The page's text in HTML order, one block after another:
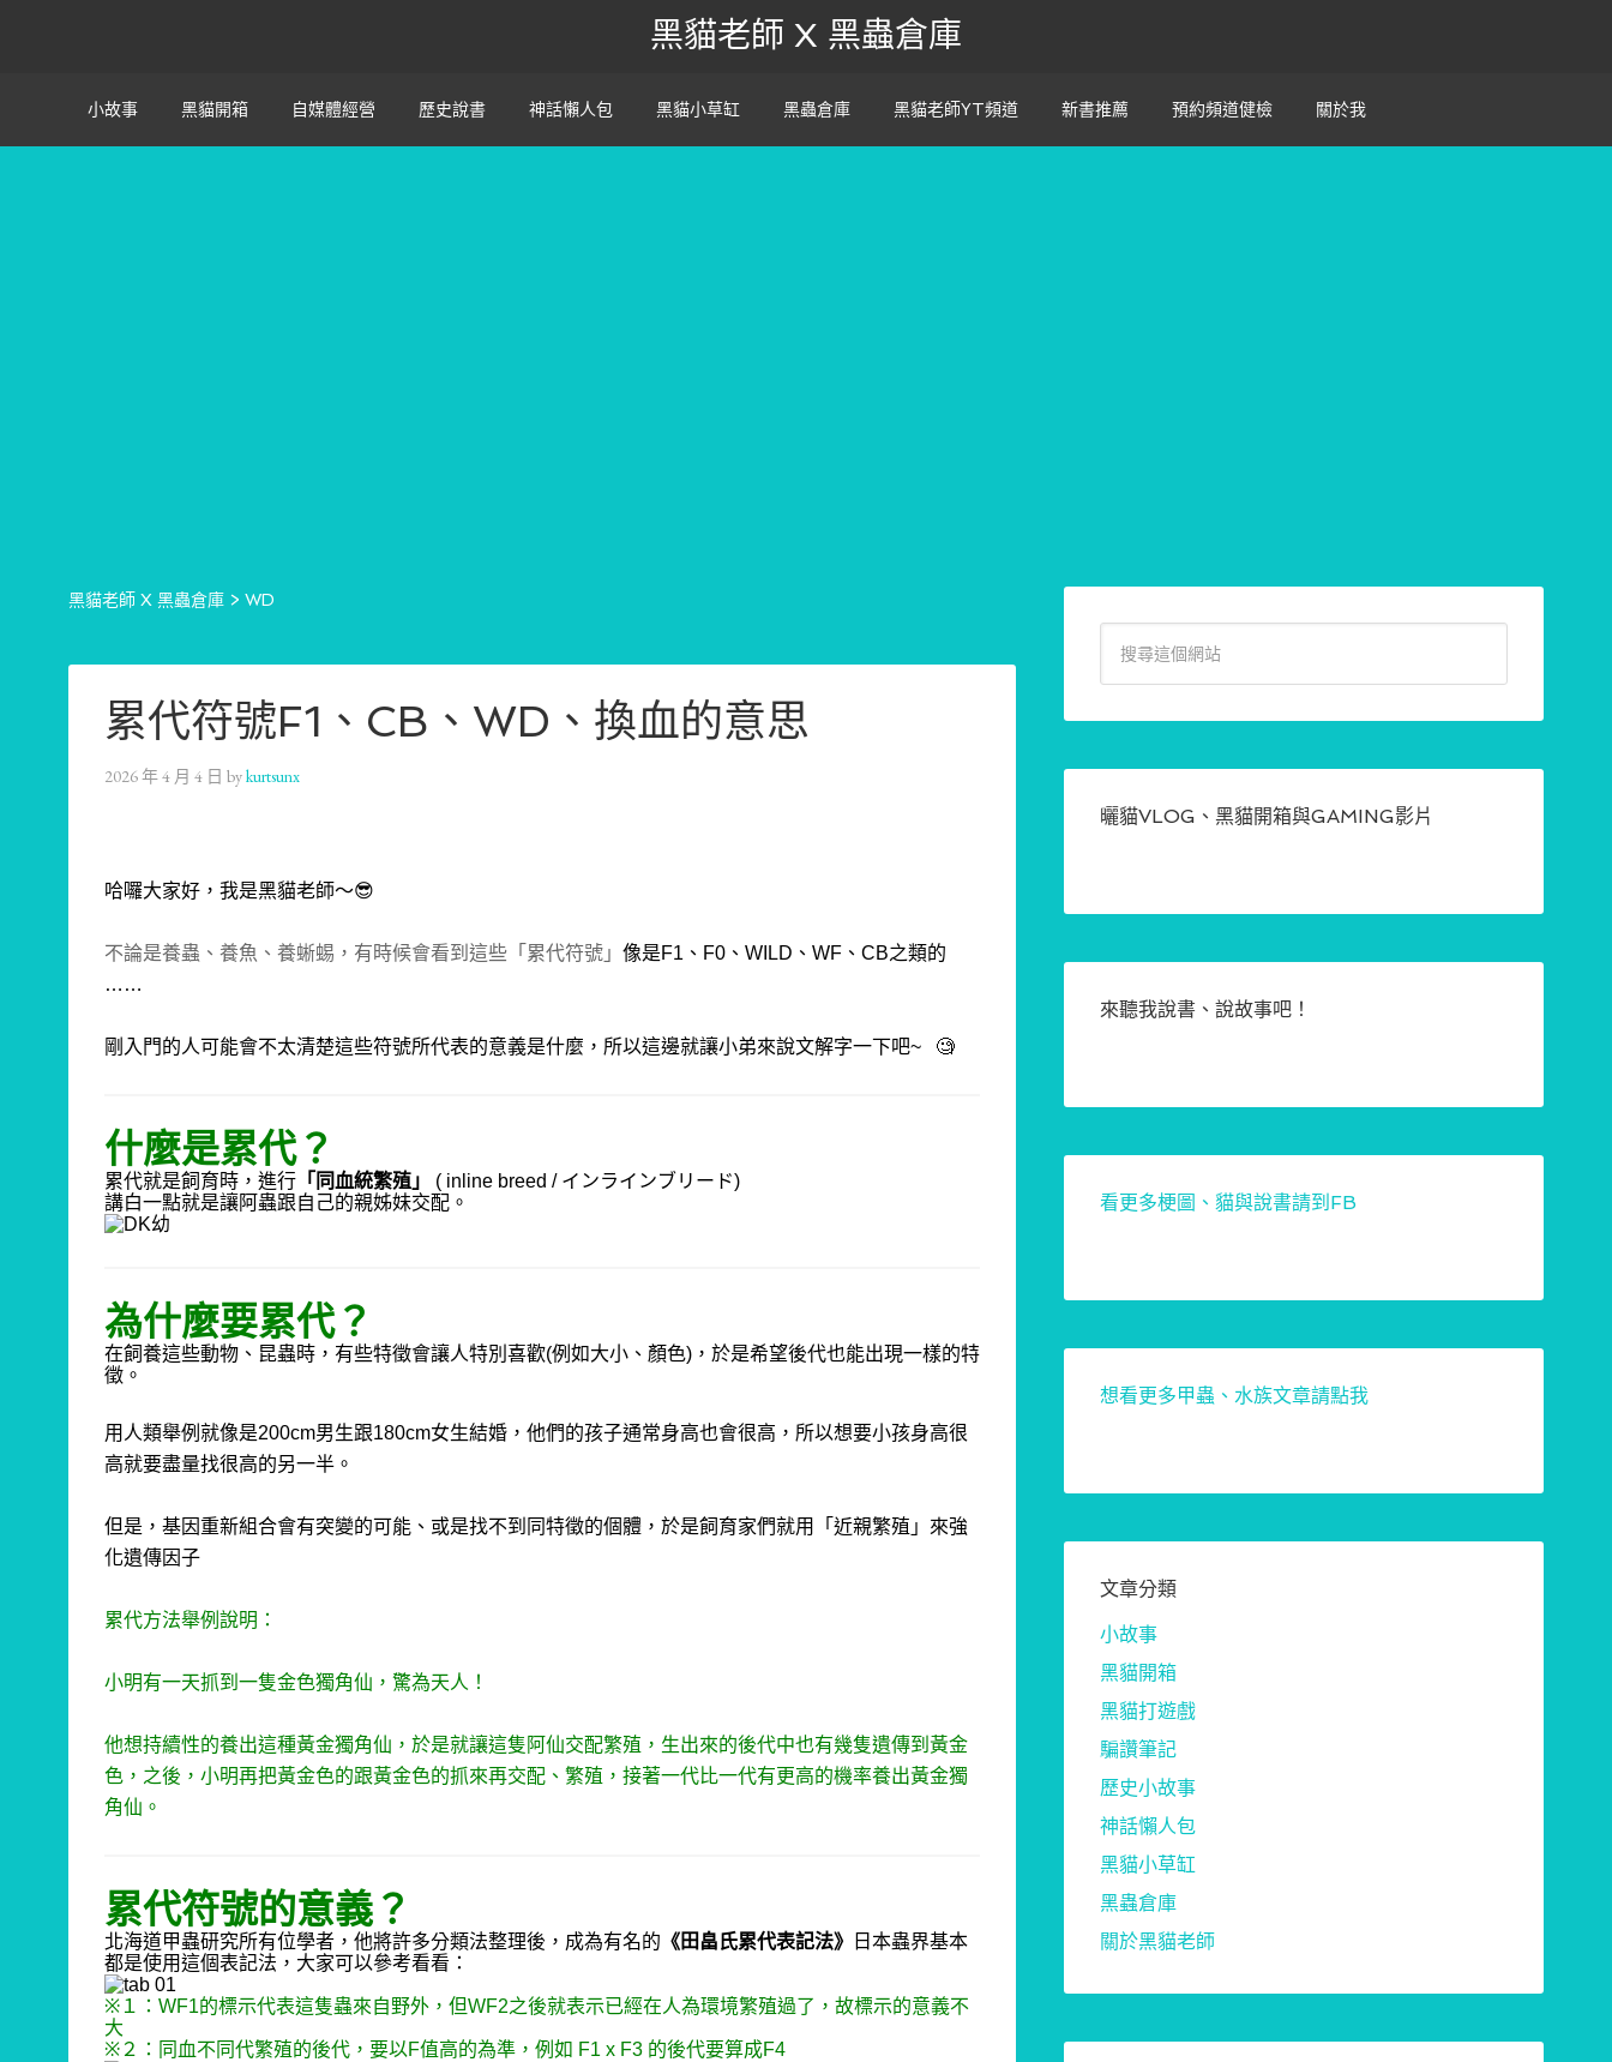
黑貓老師 X 黑蟲倉庫
小故事 黑貓開箱 自媒體經營 歷史說書 神話懶人包 黑貓小草缸 黑蟲倉庫 黑貓老師YT頻道 新書推薦 預約頻道健檢 關於我
黑貓老師 X 黑蟲倉庫 > WD
累代符號F1、CB、WD、換血的意思
2026 年 4 月 4 日 bykurtsunx
哈囉大家好，我是黑貓老師～😎
不論是養蟲、養魚、養蜥蜴，有時候會看到這些「累代符號」 像是F1、F0、WILD、WF、CB之類的
……
剛入門的人可能會不太清楚這些符號所代表的意義是什麼，所以這邊就讓小弟來說文解字一下吧~ 🧐
什麼是累代？
累代就是飼育時，進行 「同血統繁殖」 ( inline breed / インラインブリード)
講白一點就是讓阿蟲跟自己的親姊妹交配。
為什麼要累代？
在飼養這些動物、昆蟲時，有些特徵會讓人特別喜歡(例如大小、顏色) ，於是希望後代也能出現一樣的特
徵。
用人類舉例就像是200cm男生跟180cm女生結婚，他們的孩子通常身高也會很高，所以想要小孩身高很
高就要盡量找很高的另一半。
但是，基因重新組合會有突變的可能、或是找不到同特徵的個體，於是飼育家們就用「近親繁殖」來強
化遺傳因子
累代方法舉例說明：
小明有一天抓到一隻金色獨角仙，驚為天人！
他想持續性的養出這種黃金獨角仙，於是就讓這隻阿仙交配繁殖，生出來的後代中也有幾隻遺傳到黃金
色，之後，小明再把黃金色的跟黃金色的抓來再交配、繁殖，接著一代比一代有更高的機率養出黃金獨
角仙。
累代符號的意義？
北海道甲蟲研究所有位學者，他將許多分類法整理後，成為有名的 《田畠氏累代表記法》
日本蟲界基本
都是使用這個表記法，大家可以參考看看：
※ １： WF1的標示代表這隻蟲來自野外，但WF2之後就表示已經在人為環境繁殖過了，故標示的意義不
大
※ ２：同血不同代繁殖的後代，要以F值高的為準，例如 F1 x F3 的後代要算成F4
曬貓VLOG、黑貓開箱與GAMING影片
來聽我說書、說故事吧！
看更多梗圖、貓與說書請到FB
想看更多甲蟲、水族文章請點我
文章分類
小故事
黑貓開箱
黑貓打遊戲
騙讚筆記
歷史小故事
神話懶人包
黑貓小草缸
黑蟲倉庫
關於黑貓老師